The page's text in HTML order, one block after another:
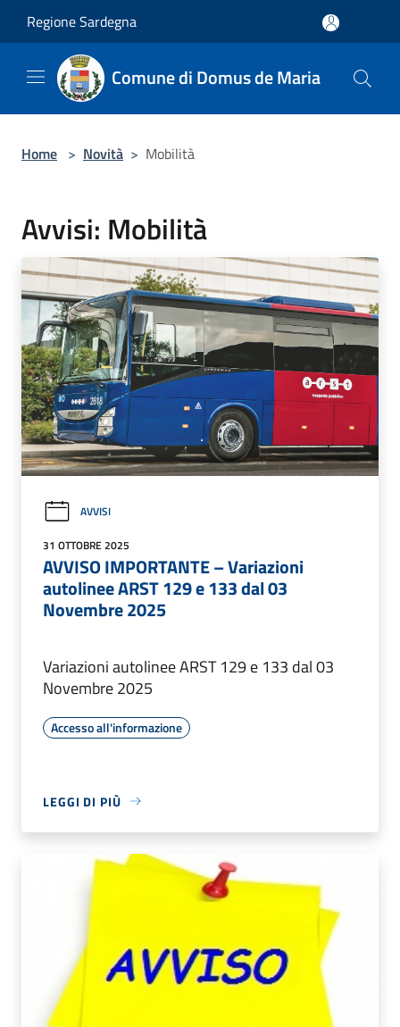
Regione Sardegna
Comune di Domus de Maria
Home > Novità > Mobilità
Avvisi: Mobilità
AVVISI
31 OTTOBRE 2025
AVVISO IMPORTANTE – Variazioni
autolinee ARST 129 e 133 dal 03
Novembre 2025
Variazioni autolinee ARST 129 e 133 dal 03
Novembre 2025
Accesso all'informazione
LEGGI DI PIÙ